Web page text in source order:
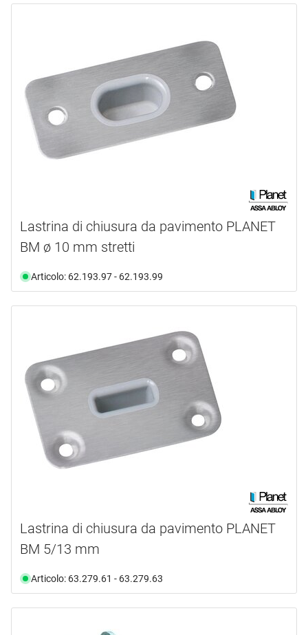
Lastrina di chiusura da pavimento PLANET
BM ø 10 mm stretti
Articolo: 62.193.97 - 62.193.99
Lastrina di chiusura da pavimento PLANET
BM 5/13 mm
Articolo: 63.279.61 - 63.279.63